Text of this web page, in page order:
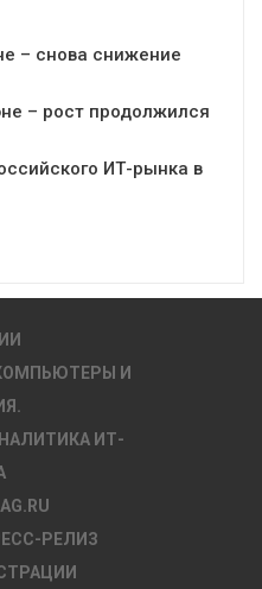
– снова снижение
– рост продолжился
ИТ-рынка в
И
АНАЛИТИКА ИТ-
РЕЛИЗ